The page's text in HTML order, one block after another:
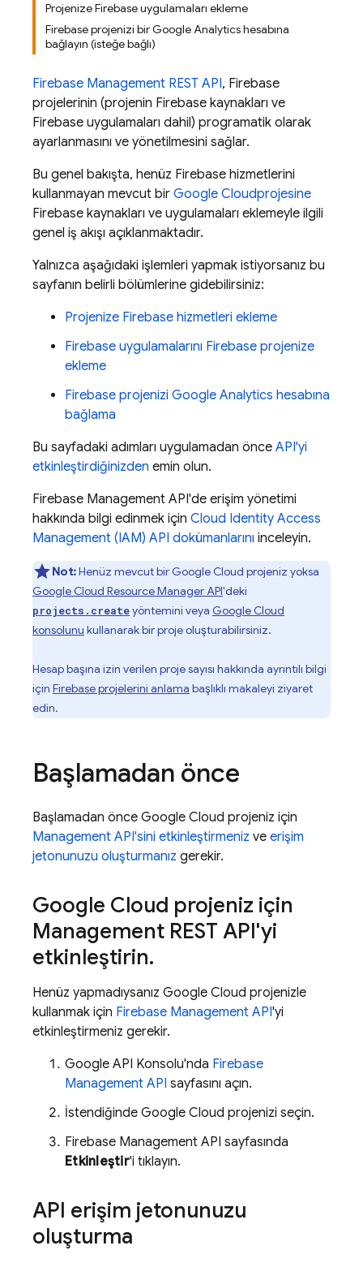
Projenize Firebase uygulamaları ekleme
Firebase projenizi bir Google Analytics hesabına
bağlayın (isteğe bağlı)
Firebase Management REST API, Firebase
projelerinin (projenin Firebase kaynakları ve
Firebase uygulamaları dahil) programatik olarak
ayarlanmasını ve yönetilmesini sağlar.
Bu genel bakışta, henüz Firebase hizmetlerini
kullanmayan mevcut bir Google Cloudprojesine
Firebase kaynakları ve uygulamaları eklemeyle ilgili
genel iş akışı açıklanmaktadır.
Yalnızca aşağıdaki işlemleri yapmak istiyorsanız bu
sayfanın belirli bölümlerine gidebilirsiniz:
Projenize Firebase hizmetleri ekleme
Firebase uygulamalarını Firebase projenize
ekleme
Firebase projenizi Google Analytics hesabına
bağlama
Bu sayfadaki adımları uygulamadan önce API'yi
etkinleştirdiğinizden emin olun.
Firebase Management API'de erişim yönetimi
hakkında bilgi edinmek için Cloud Identity Access
Management (IAM) API dokümanlarını inceleyin.
Not:Henüz mevcut bir Google Cloud projeniz yoksa
Google Cloud Resource Manager API'deki
projects.createyöntemini veya Google Cloud
konsolunu kullanarak bir proje oluşturabilirsiniz.
Hesap başına izin verilen proje sayısı hakkında ayrıntılı bilgi
için Firebase projelerini anlama başlıklı makaleyi ziyaret
edin.
Başlamadan önce
Başlamadan önce Google Cloud projeniz için
Management API'sini etkinleştirmeniz ve erişim
jetonunuzu oluşturmanız gerekir.
Google Cloud projeniz için
Management REST API'yi
etkinleştirin.
Henüz yapmadıysanız Google Cloud projenizle
kullanmak için Firebase Management API'yi
etkinleştirmeniz gerekir.
Google API Konsolu'nda Firebase
Management API sayfasını açın.
İstendiğinde Google Cloud projenizi seçin.
Firebase Management API sayfasında
Etkinleştir'i tıklayın.
API erişim jetonunuzu
oluşturma